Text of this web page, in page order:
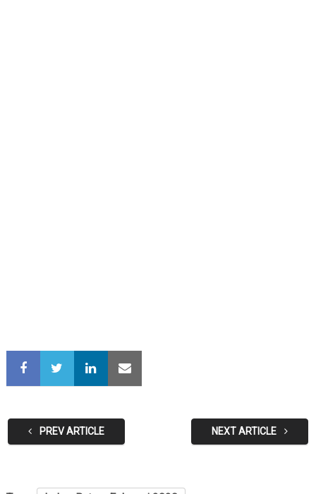
PREV ARTICLE NEXT ARTICLE